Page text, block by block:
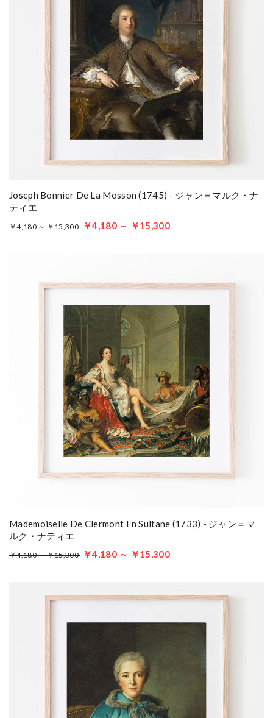
Joseph Bonnier De La Mosson (1745) - ジャン＝マルク・ナ
ティエ
￥4,180 ～ ￥15,300 ￥4,180 ～ ￥15,300
Mademoiselle De Clermont En Sultane (1733) - ジャン＝マ
ルク・ナティエ
￥4,180 ～ ￥15,300 ￥4,180 ～ ￥15,300